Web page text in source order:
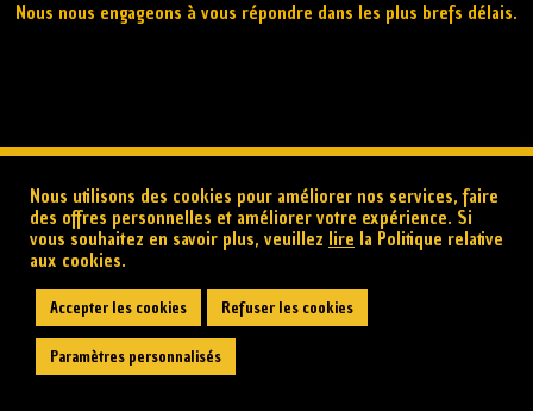
Nous nous engageons à vous répondre dans les plus brefs délais.
Service clients
Conditions générales de vente
Mentions légales
Politique relative aux cookies
Formulaire de rétractation
Nous utilisons des cookies pour améliorer nos services, faire
des offres personnelles et améliorer votre expérience. Si
vous souhaitez en savoir plus, veuillez lire la Politique relative
aux cookies.
Accepter les cookies Refuser les cookies
Paramètres personnalisés